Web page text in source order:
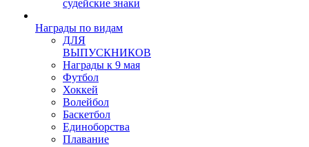
судейские знаки
Награды по видам
ДЛЯ
ВЫПУСКНИКОВ
Награды к 9 мая
Футбол
Хоккей
Волейбол
Баскетбол
Единоборства
Плавание